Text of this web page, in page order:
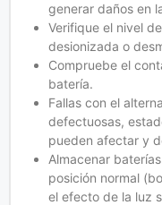
generar daños en
Verifique el nivel
desionizada o
Compruebe el
batería.
Fallas con el
defectuosas,
pueden afectar y
Almacenar
posición normal
el efecto de la luz